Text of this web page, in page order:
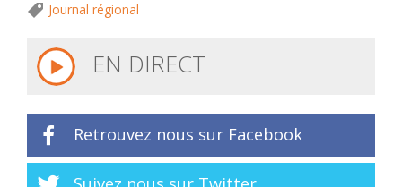
Journal régional
EN DIRECT
Retrouvez nous sur Facebook